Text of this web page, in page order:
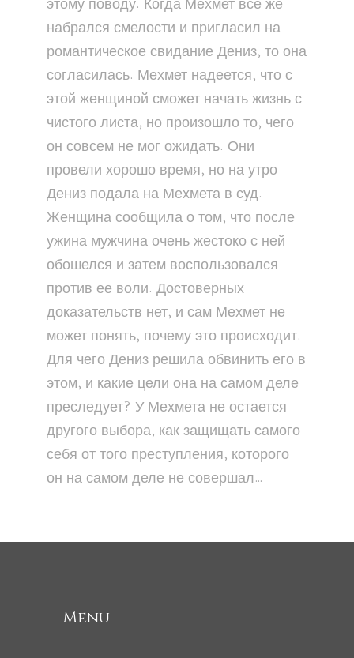
набрался смелости и пригласил на
романтическое свидание Дениз, то она
согласилась. Мехмет надеется, что с
этой женщиной сможет начать жизнь с
чистого листа, но произошло то, чего
он совсем не мог ожидать. Они
провели хорошо время, но на утро
Дениз подала на Мехмета в суд.
Женщина сообщила о том, что после
ужина мужчина очень жестоко с ней
обошелся и затем воспользовался
против ее воли. Достоверных
доказательств нет, и сам Мехмет не
может понять, почему это происходит.
Для чего Дениз решила обвинить его в
этом, и какие цели она на самом деле
преследует? У Мехмета не остается
другого выбора, как защищать самого
себя от того преступления, которого
он на самом деле не совершал…
Menu